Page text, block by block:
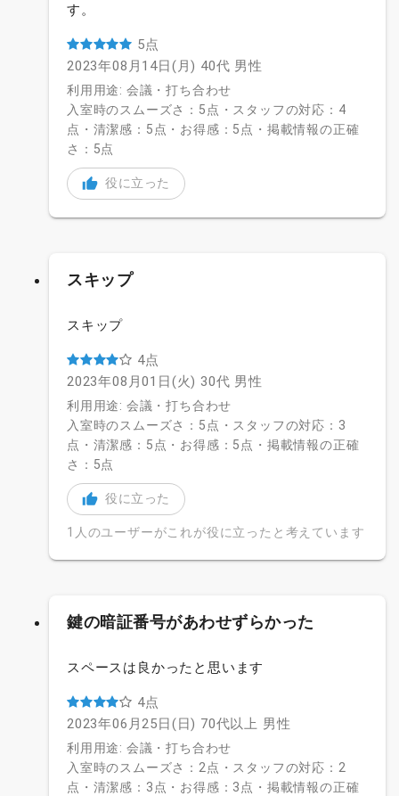
す。
5点
2023年08月14日(月) 40代 男性
利用用途: 会議・打ち合わせ
入室時のスムーズさ：5点・スタッフの対応：4
点・清潔感：5点・お得感：5点・掲載情報の正確
さ：5点
役に立った
スキップ
スキップ
4点
2023年08月01日(火) 30代 男性
利用用途: 会議・打ち合わせ
入室時のスムーズさ：5点・スタッフの対応：3
点・清潔感：5点・お得感：5点・掲載情報の正確
さ：5点
役に立った
1人のユーザーがこれが役に立ったと考えています
鍵の暗証番号があわせずらかった
スペースは良かったと思います
4点
2023年06月25日(日) 70代以上 男性
利用用途: 会議・打ち合わせ
入室時のスムーズさ：2点・スタッフの対応：2
点・清潔感：3点・お得感：3点・掲載情報の正確